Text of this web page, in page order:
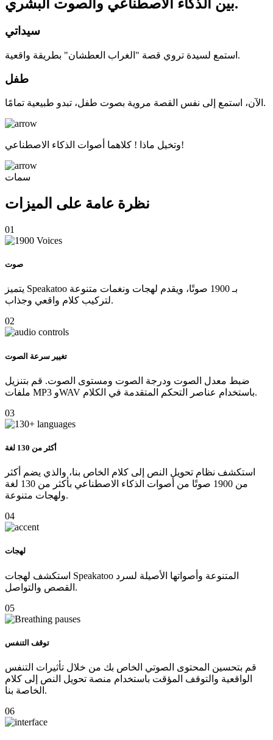
بين الذكاء الاصطناعي والصوت البشري.
سيداتي
استمع لسيدة تروي قصة "الغراب العطشان" بطريقة واقعية.
طفل
الآن، استمع إلى نفس القصة مروية بصوت طفل، تبدو طبيعية تمامًا.
وتخيل ماذا ! كلاهما أصوات الذكاء الاصطناعي!
سمات
نظرة عامة على الميزات
01
صوت
يتميز Speakatoo بـ 1900 صوتًا، ويقدم لهجات ونغمات متنوعة
لتركيب كلام واقعي وجذاب.
02
تغيير سرعة الصوت
ضبط معدل الصوت ودرجة الصوت ومستوى الصوت. قم بتنزيل
ملفات MP3 وWAV باستخدام عناصر التحكم المتقدمة في الكلام.
03
أكثر من 130 لغة
استكشف نظام تحويل النص إلى كلام الخاص بنا، والذي يضم أكثر
من 1900 صوتًا من أصوات الذكاء الاصطناعي بأكثر من 130 لغة
ولهجات متنوعة.
04
لهجات
استكشف لهجات Speakatoo المتنوعة وأصواتها الأصيلة لسرد
القصص والتواصل.
05
توقف التنفس
قم بتحسين المحتوى الصوتي الخاص بك من خلال تأثيرات التنفس
الواقعية والتوقف المؤقت باستخدام منصة تحويل النص إلى كلام
الخاصة بنا.
06